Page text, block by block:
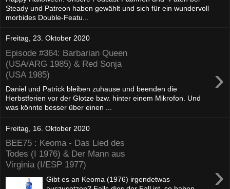
Steady und Patreon haben gewählt und sich für ein wundervoll
morbides Double-Featu...
Freitag, 23. Oktober 2020
Episode #364: Barbarian Queen
(USA/ARG 1985) & Red Sonja
(USA 1985)
›
Daniel und Patrick bleiben zuhause und beenden die
Herbstferien vor der Glotze bzw. hinter einem Mikrofon. Und
was könnte besser über einen ...
Freitag, 16. Oktober 2020
BEE75 : Keoma - Das Lied des
Todes (I 1976) & Der Mann aus
Virginia (I/ESP 1977)
›
Gibt es an Keoma (1976) irgendetwas